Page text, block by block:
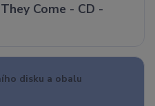
Come - CD -
disku a obalu